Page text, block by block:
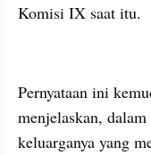
Komisi IX saat itu.
Pernyataan ini
menjelaskan,
keluarganya yang